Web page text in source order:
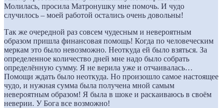
Молилась, просила Матронушку мне помочь. И чудо
случилось – моей работой остались очень довольны!
Так же очередной раз совсем чудесным и невероятным
образом пришла финансовая помощь! Когда по человеческим
меркам это было невозможно. Неоткуда ей было взяться. За
определенное количество дней мне надо было собрать
определённую сумму. Я не верила уже и отчаивалась…
Помощи ждать было неоткуда. Но произошло самое настоящее
чудо, и нужная сумма была получена мной самым
невероятным образом! Я была в шоке и раскаиваюсь в своём
неверии. У Бога все возможно!